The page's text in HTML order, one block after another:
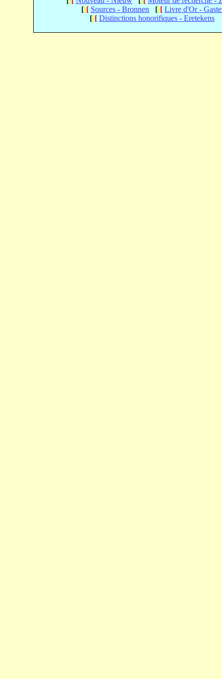
[[[ Sources - Bronnen [[[ Livre d'Or -
[[[ Distinctions honorifiques - Eretekens